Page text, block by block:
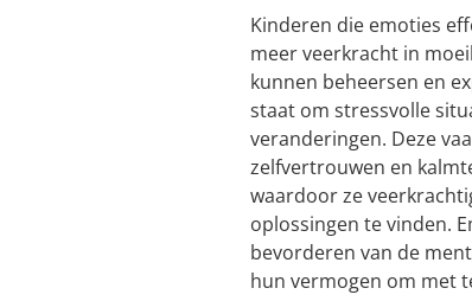
Kinderen die emoties
meer veerkracht in
kunnen beheersen en
staat om stressvolle
veranderingen. Deze
zelfvertrouwen en
waardoor ze
oplossingen te vinden.
bevorderen van de
hun vermogen om met